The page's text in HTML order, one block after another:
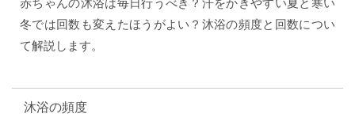
赤ちゃんの沐浴は毎日行うべき？汗をかきやすい夏と寒い
冬では回数も変えたほうがよい？沐浴の頻度と回数につい
て解説します。
沐浴の頻度